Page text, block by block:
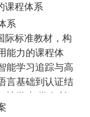
系
际标准教材，构
能力的课程体
能学习追踪与高
言基础到认证结
让学生“学有所
课程体系